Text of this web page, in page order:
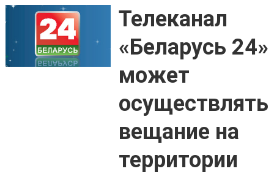
Телеканал
«Беларусь 24»
может
осуществлять
вещание на
территории